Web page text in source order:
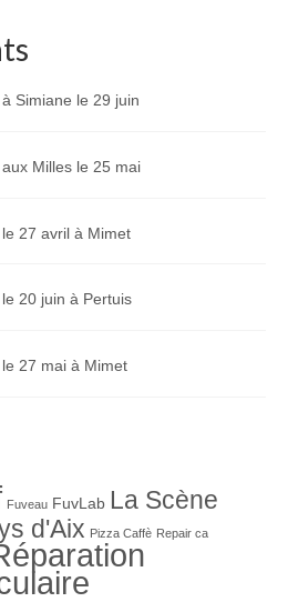
Simiane le 29 juin
Milles le 25 mai
27 avril à Mimet
20 juin à Pertuis
27 mai à Mimet
Fuveau FuvLab La Scène
d'Aix Pizza Caffè Repair ca